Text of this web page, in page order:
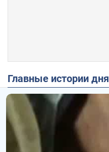
Главные истории дня